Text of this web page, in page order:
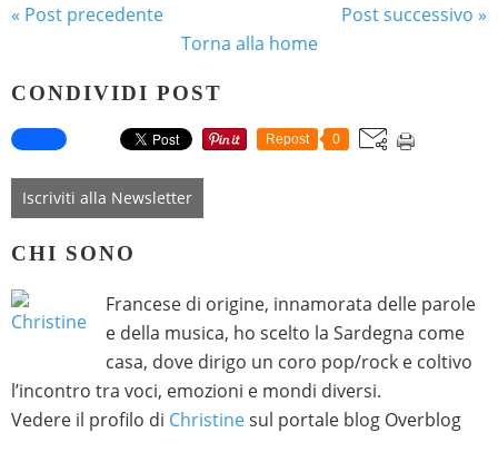
« Post precedente
Post successivo »
Torna alla home
CONDIVIDI POST
Repost 0
Iscriviti alla Newsletter
CHI SONO
Francese di origine, innamorata delle parole
e della musica, ho scelto la Sardegna come
casa, dove dirigo un coro pop/rock e coltivo
l’incontro tra voci, emozioni e mondi diversi.
Vedere il profilo di Christinesul portale blog Overblog